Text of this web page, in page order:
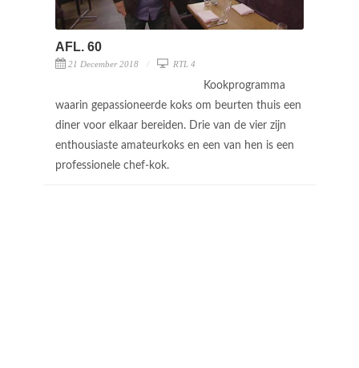
AFL. 60
21 December 2018 RTL 4
Kookprogramma
waarin gepassioneerde koks om beurten thuis een
diner voor elkaar bereiden. Drie van de vier zijn
enthousiaste amateurkoks en een van hen is een
professionele chef-kok.